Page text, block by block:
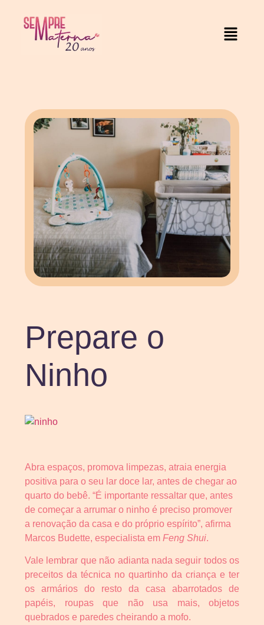
Prepare o
Ninho
Abra espaços, promova limpezas, atraia energia
positiva para o seu lar doce lar, antes de chegar ao
quarto do bebê. “É importante ressaltar que, antes
de começar a arrumar o ninho é preciso promover
a renovação da casa e do próprio espírito”, afirma
Marcos Budette, especialista em Feng Shui.
Vale lembrar que não adianta nada seguir todos os
preceitos da técnica no quartinho da criança e ter
os armários do resto da casa abarrotados de
papéis, roupas que não usa mais, objetos
quebrados e paredes cheirando a mofo.